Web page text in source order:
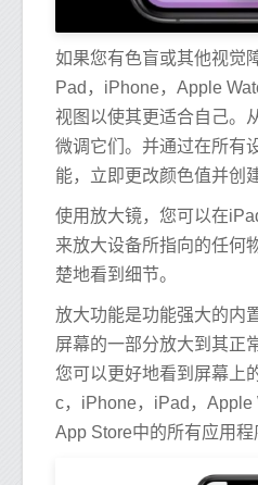
如果您有色盲或其他视觉
Pad，iPhone，Apple
视图以使其更适合自己。
微调它们。并通过在所有
能，立即更改颜色值并创
使用放大镜，您可以在
来放大设备所指向的任何
楚地看到细节。
放大功能是功能强大的内
屏幕的一部分放大到其正
您可以更好地看到屏幕上
c，iPhone，iPad，Apple
App Store中的所有应用程